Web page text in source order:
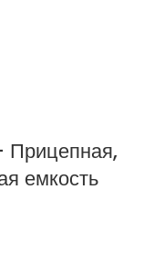
Прицепная,
емкость